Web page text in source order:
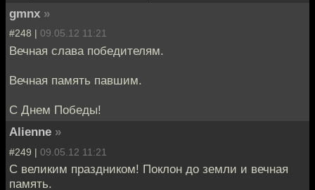
gmnx »
#248 | 09.05.12 11:21
Вечная слава победителям.
Вечная память павшим.
С Днем Победы!
Alienne »
#249 | 09.05.12 11:21
С великим праздником! Поклон до земли и вечная
память.